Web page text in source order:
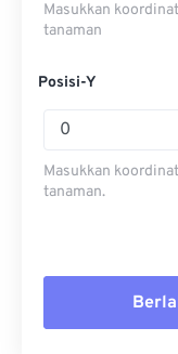
Masukkan
tanaman
Posisi-Y
Masukkan
tanaman.